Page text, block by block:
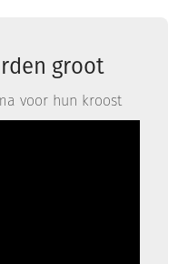
groot
voor hun kroost